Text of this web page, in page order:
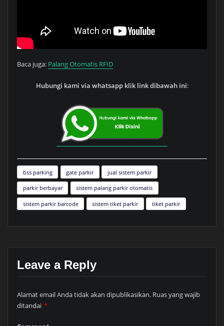
Baca juga: Palang Otomatis RFID
Hubungi kami via whatsapp klik link dibawah ini:
bss parking gate parkir jual sistem parkir
parkir berbayar sistem palang parkir otomatis
sistem parkir barcode sistem tiket parkir tiket parkir
Leave a Reply
Alamat email Anda tidak akan dipublikasikan. Ruas yang wajib
ditandai *